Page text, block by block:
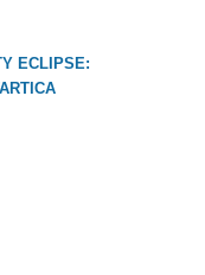
ECLIPSE: